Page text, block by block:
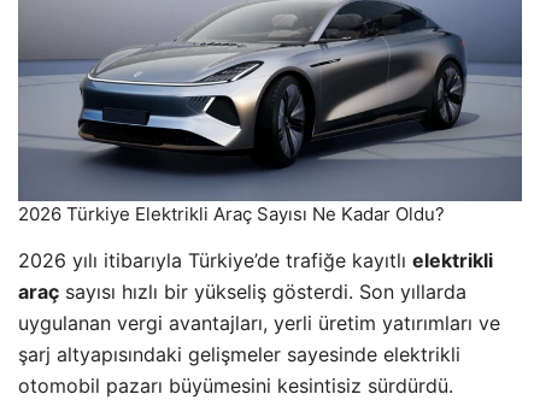
2026 Türkiye Elektrikli Araç Sayısı Ne Kadar Oldu?
2026 yılı itibarıyla Türkiye’de trafiğe kayıtlı elektrikli
araç sayısı hızlı bir yükseliş gösterdi. Son yıllarda
uygulanan vergi avantajları, yerli üretim yatırımları ve
şarj altyapısındaki gelişmeler sayesinde elektrikli
otomobil pazarı büyümesini kesintisiz sürdürdü.